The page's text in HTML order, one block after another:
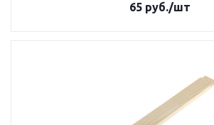
65руб./шт